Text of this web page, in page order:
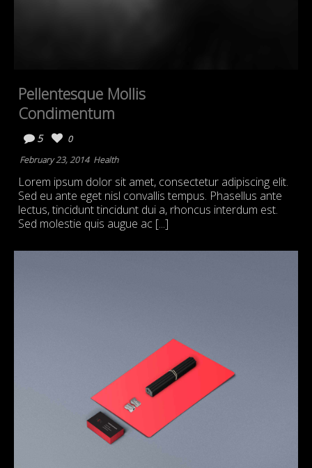
Pellentesque Mollis
Condimentum
5
0
February 23, 2014 Health
Lorem ipsum dolor sit amet, consectetur adipiscing elit.
Sed eu ante eget nisl convallis tempus. Phasellus ante
lectus, tincidunt tincidunt dui a, rhoncus interdum est.
Sed molestie quis augue ac [...]